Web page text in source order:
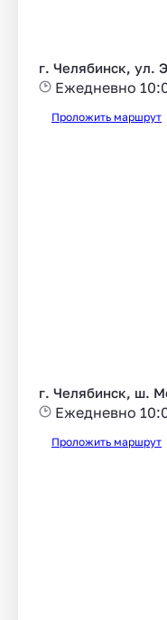
г. Челябинск, ул.
Ежедневно
Проложить маршрут
г. Челябинск, ш.
Ежедневно
Проложить маршрут